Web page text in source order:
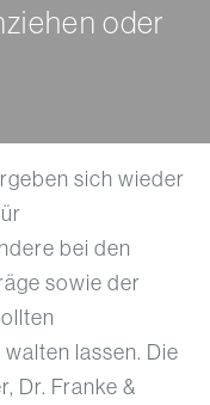
oder
sich wieder
bei den
sowie der
lassen. Die
Dr. Franke &